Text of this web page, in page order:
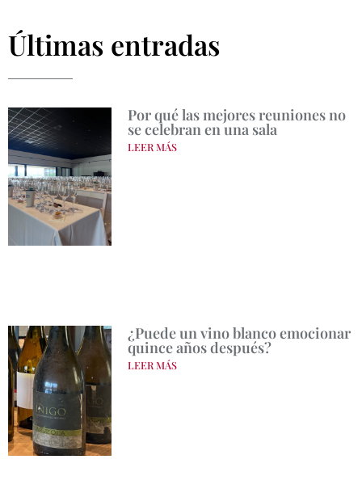
Últimas entradas
Por qué las mejores reuniones no
se celebran en una sala
LEER MÁS
¿Puede un vino blanco emocionar
quince años después?
LEER MÁS